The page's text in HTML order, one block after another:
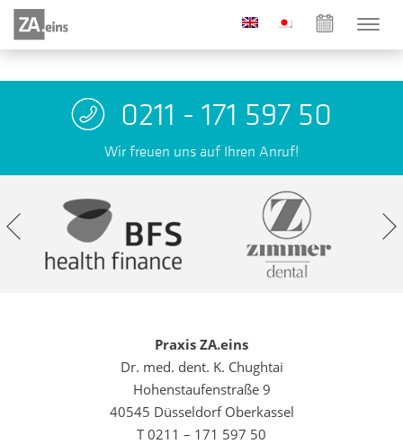
0211 - 171 597 50
Wir freuen uns auf Ihren Anruf!
Praxis ZA.eins
Dr. med. dent. K. Chughtai
Hohenstaufenstraße 9
40545 Düsseldorf Oberkassel
T 0211 – 171 597 50